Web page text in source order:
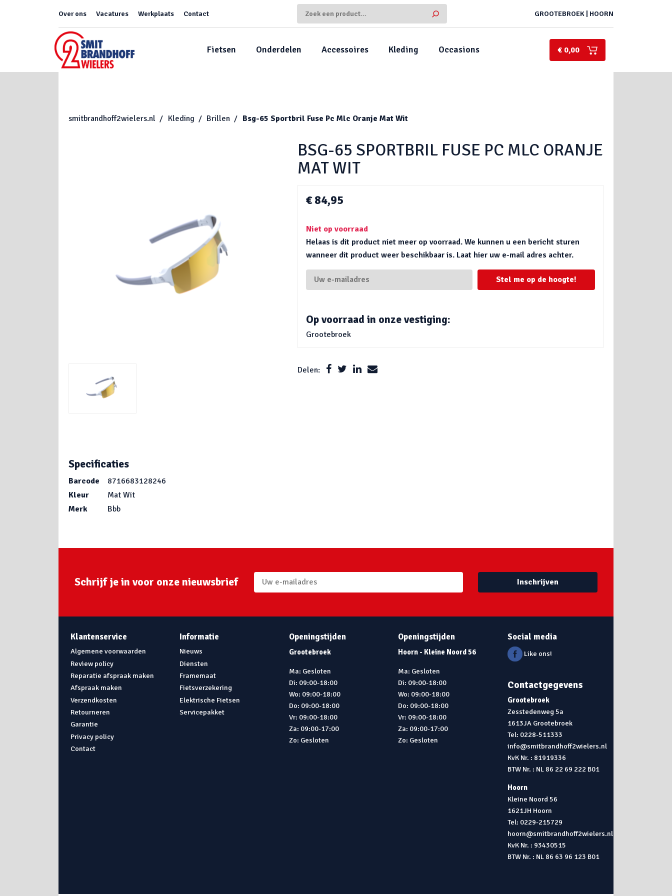
Over ons Vacatures Werkplaats Contact GROOTEBROEK | HOORN
Fietsen Onderdelen Accessoires Kleding Occasions € 0,00
smitbrandhoff2wielers.nl Kleding Brillen Bsg-65 Sportbril Fuse Pc Mlc Oranje Mat Wit
BSG-65 SPORTBRIL FUSE PC MLC ORANJE
MAT WIT
€ 84,95
Niet op voorraad
Helaas is dit product niet meer op voorraad. We kunnen u een bericht sturen
wanneer dit product weer beschikbaar is. Laat hier uw e-mail adres achter.
Stel me op de hoogte!
Op voorraad in onze vestiging:
Grootebroek
Delen:
Specificaties
Barcode
8716683128246
Kleur
Mat Wit
Merk
Bbb
Schrijf je in voor onze nieuwsbrief Inschrijven
Klantenservice
Algemene voorwaarden
Review policy
Reparatie afspraak maken
Afspraak maken
Verzendkosten
Retourneren
Garantie
Privacy policy
Contact
Informatie
Nieuws
Diensten
Framemaat
Fietsverzekering
Elektrische Fietsen
Servicepakket
Openingstijden
Grootebroek
Ma: Gesloten
Di: 09:00-18:00
Wo: 09:00-18:00
Do: 09:00-18:00
Vr: 09:00-18:00
Za: 09:00-17:00
Zo: Gesloten
Openingstijden
Hoorn - Kleine Noord 56
Ma: Gesloten
Di: 09:00-18:00
Wo: 09:00-18:00
Do: 09:00-18:00
Vr: 09:00-18:00
Za: 09:00-17:00
Zo: Gesloten
Social media
Like ons!
Contactgegevens
Grootebroek
Zesstedenweg 5a
1613JA Grootebroek
Tel: 0228-511333
info@smitbrandhoff2wielers.nl
KvK Nr. : 81919336
BTW Nr. : NL 86 22 69 222 B01
Hoorn
Kleine Noord 56
1621JH Hoorn
Tel: 0229-215729
hoorn@smitbrandhoff2wielers.nl
KvK Nr. : 93430515
BTW Nr. : NL 86 63 96 123 B01